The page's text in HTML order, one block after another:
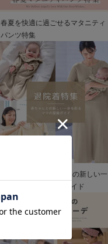
春夏を快適に過ごせるマタニティ
パンツ特集
退院着特集 赤ちゃんとの新しい一
歩を彩るママの服装ガイド